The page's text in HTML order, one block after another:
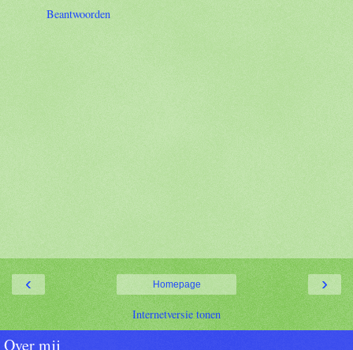
Beantwoorden
‹ ›
Homepage
Internetversie tonen
Over mij